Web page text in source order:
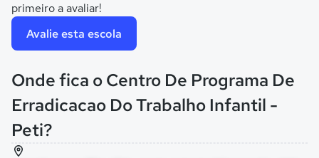
primeiro a avaliar!
Avalie esta escola
Onde fica o Centro De Programa De
Erradicacao Do Trabalho Infantil -
Peti?